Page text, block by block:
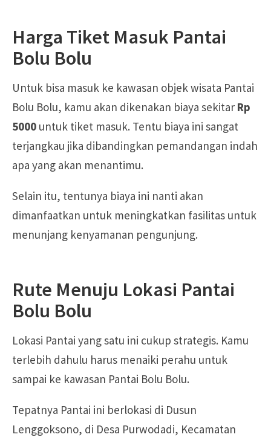
Harga Tiket Masuk Pantai
Bolu Bolu
Untuk bisa masuk ke kawasan objek wisata Pantai
Bolu Bolu, kamu akan dikenakan biaya sekitar Rp
5000 untuk tiket masuk. Tentu biaya ini sangat
terjangkau jika dibandingkan pemandangan indah
apa yang akan menantimu.
Selain itu, tentunya biaya ini nanti akan
dimanfaatkan untuk meningkatkan fasilitas untuk
menunjang kenyamanan pengunjung.
Rute Menuju Lokasi Pantai
Bolu Bolu
Lokasi Pantai yang satu ini cukup strategis. Kamu
terlebih dahulu harus menaiki perahu untuk
sampai ke kawasan Pantai Bolu Bolu.
Tepatnya Pantai ini berlokasi di Dusun
Lenggoksono, di Desa Purwodadi, Kecamatan